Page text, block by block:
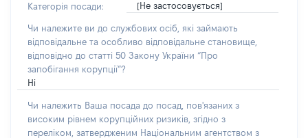
Категорія посади: [Не застосовується]
Чи належите ви до службових осіб, які займають
відповідальне та особливо відповідальне становище,
відповідно до статті 50 Закону України “Про
запобігання корупції”?
Ні
Чи належить Ваша посада до посад, пов'язаних з
високим рівнем корупційних ризиків, згідно з
переліком, затвердженим Національним агентством з